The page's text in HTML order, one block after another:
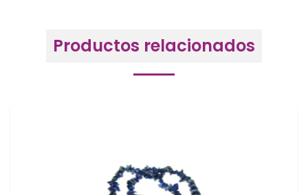
Productos relacionados